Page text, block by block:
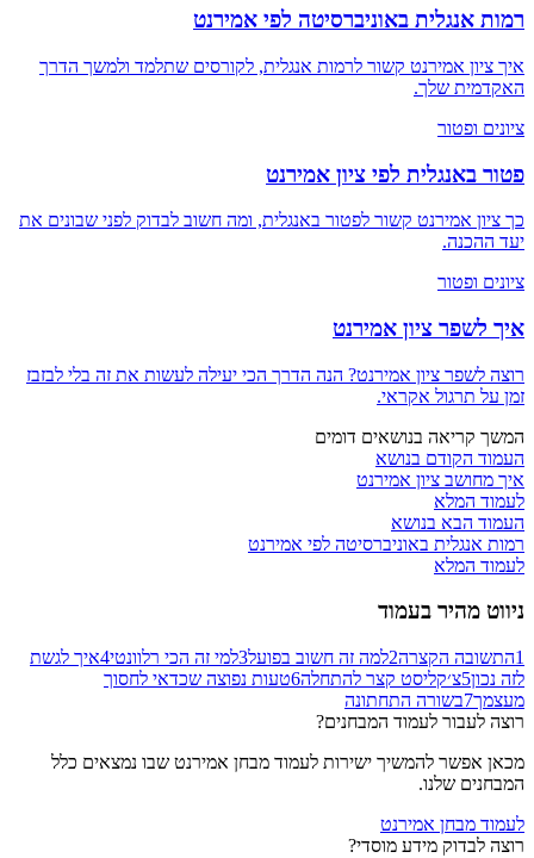
רמות אנגלית באוניברסיטה לפי אמירנט
איך ציון אמירנט קשור לרמות אנגלית, לקורסים שתלמד ולמשך הדרך
האקדמית שלך.
ציונים ופטור
פטור באנגלית לפי ציון אמירנט
כך ציון אמירנט קשור לפטור באנגלית, ומה חשוב לבדוק לפני שבונים את
יעד ההכנה.
ציונים ופטור
איך לשפר ציון אמירנט
רוצה לשפר ציון אמירנט? הנה הדרך הכי יעילה לעשות את זה בלי לבזבז
זמן על תרגול אקראי.
המשך קריאה בנושאים דומים
העמוד הקודם בנושא
איך מחושב ציון אמירנט
לעמוד המלא
העמוד הבא בנושא
רמות אנגלית באוניברסיטה לפי אמירנט
לעמוד המלא
ניווט מהיר בעמוד
1התשובה הקצרה2למה זה חשוב בפועל3למי זה הכי רלוונטי4איך לגשת
לזה נכון5צ׳קליסט קצר להתחלה6טעות נפוצה שכדאי לחסוך
מעצמך7בשורה התחתונה
רוצה לעבור לעמוד המבחנים?
מכאן אפשר להמשיך ישירות לעמוד מבחן אמירנט שבו נמצאים כלל
המבחנים שלנו.
לעמוד מבחן אמירנט
רוצה לבדוק מידע מוסדי?